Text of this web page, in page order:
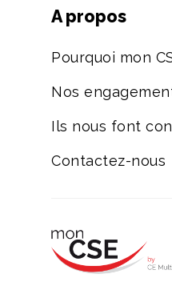
A propos
Pourquoi mon
Nos
Ils nous font
Contactez-nous